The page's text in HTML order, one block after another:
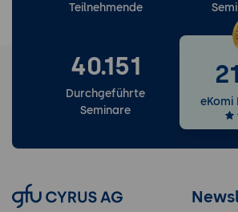
Teilnehmende
40.151
Durchgeführte
Seminare
eKomi